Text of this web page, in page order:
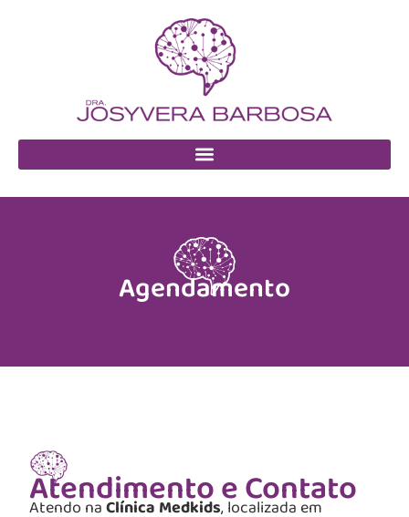
Agendamento
Atendimento e Contato
Atendo naClínica Medkids, localizada em